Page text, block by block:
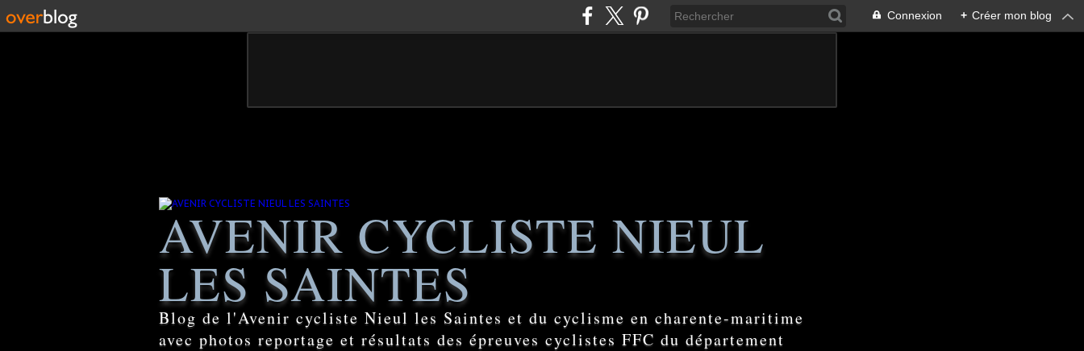
Connexion + Créer mon blog
AVENIR CYCLISTE NIEUL
LES SAINTES
Blog de l'Avenir cycliste Nieul les Saintes et du cyclisme en charente-maritime
avec photos reportage et résultats des épreuves cyclistes FFC du département